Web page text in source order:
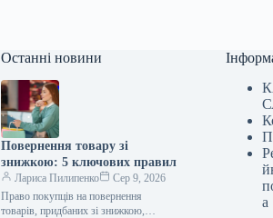
Останні новини
Повернення товару зі
знижкою: 5 ключових правил
Лариса Пилипенко
Сер 9, 2026
Право покупців на повернення
товарів, придбаних зі знижкою,
а